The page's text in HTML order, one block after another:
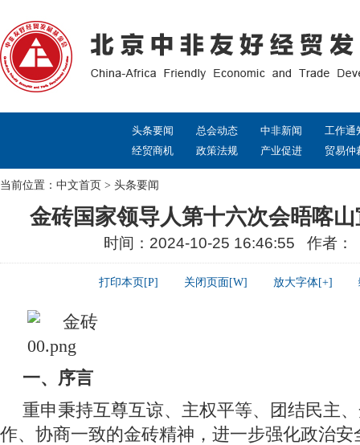
头条要闻 总会动态 中非新闻
工作通
经贸商机
政策法规 产业促进 贸易仲
当前位置： 中文首页 > 头条要闻
金砖国家领导人第十六次会晤喀
时间：2024-10-25 16:46:55 作者
打印本页[P] 关闭页面[W] 放大字体[+]
一、序言
重申秉持互尊互谅、主权平等、团结民主
作、协商一致的金砖精神，进一步强化政治